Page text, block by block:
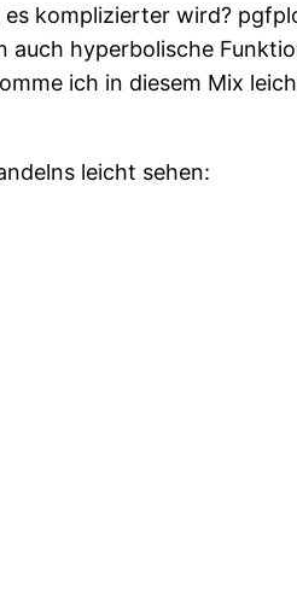
es komplizierter wird?
hyperbolische
ich in diesem Mix
leicht sehen: